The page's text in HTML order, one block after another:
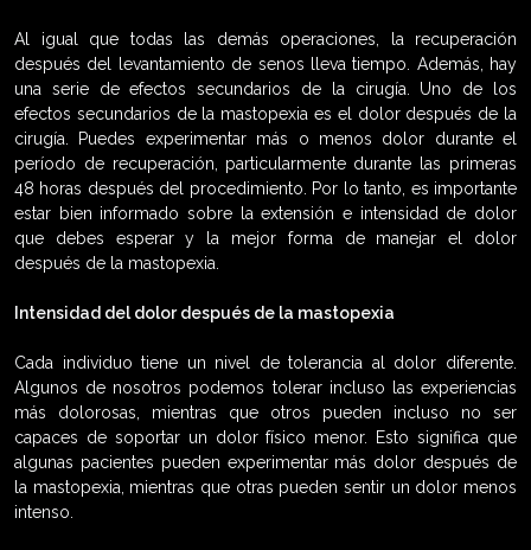
Al igual que todas las demás operaciones, la recuperación
después del levantamiento de senos lleva tiempo. Además, hay
una serie de efectos secundarios de la cirugía. Uno de los
efectos secundarios de la mastopexia es el dolor después de la
cirugía. Puedes experimentar más o menos dolor durante el
período de recuperación, particularmente durante las primeras
48 horas después del procedimiento. Por lo tanto, es importante
estar bien informado sobre la extensión e intensidad de dolor
que debes esperar y la mejor forma de manejar el dolor
después de la mastopexia.
Intensidad del dolor después de la mastopexia
Cada individuo tiene un nivel de tolerancia al dolor diferente.
Algunos de nosotros podemos tolerar incluso las experiencias
más dolorosas, mientras que otros pueden incluso no ser
capaces de soportar un dolor físico menor. Esto significa que
algunas pacientes pueden experimentar más dolor después de
la mastopexia, mientras que otras pueden sentir un dolor menos
intenso.